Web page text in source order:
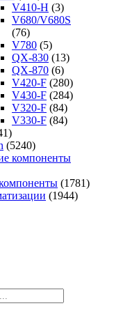
V410-H (3)
V680/V680S
(76)
V780 (5)
QX-830 (13)
QX-870 (6)
V420-F (280)
V430-F (284)
V320-F (84)
V330-F (84)
(5240)
компоненты
(1781)
(1944)